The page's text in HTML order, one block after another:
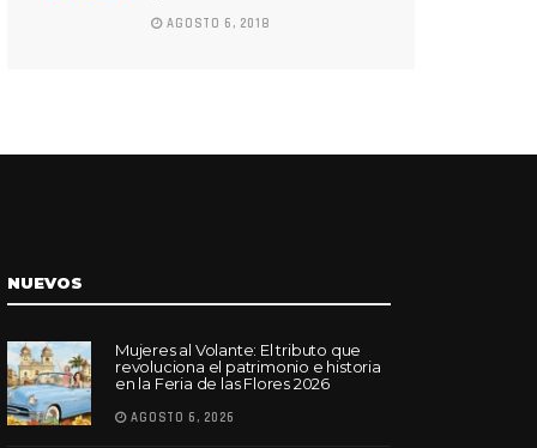
AGOSTO 6, 2018
NUEVOS
Mujeres al Volante: El tributo que
revoluciona el patrimonio e historia
en la Feria de las Flores 2026
AGOSTO 6, 2026